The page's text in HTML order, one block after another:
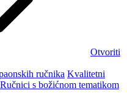
Otvoriti
ručnika Kvalitetni
Ručnici s božićnom tematikom